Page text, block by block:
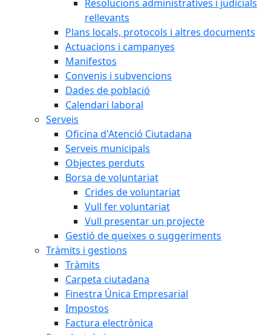
Resolucions administratives i judicials
rellevants
Plans locals, protocols i altres documents
Actuacions i campanyes
Manifestos
Convenis i subvencions
Dades de població
Calendari laboral
Serveis
Oficina d'Atenció Ciutadana
Serveis municipals
Objectes perduts
Borsa de voluntariat
Crides de voluntariat
Vull fer voluntariat
Vull presentar un projecte
Gestió de queixes o suggeriments
Tràmits i gestions
Tràmits
Carpeta ciutadana
Finestra Única Empresarial
Impostos
Factura electrònica